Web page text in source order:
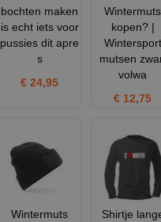
bochten maken
is echt iets voor
pussies dit apre
s
€ 24,95
Wintermuts
kopen? |
Wintersport
mutsen
volwa
€ 12,75
Wintermuts
Shirtje